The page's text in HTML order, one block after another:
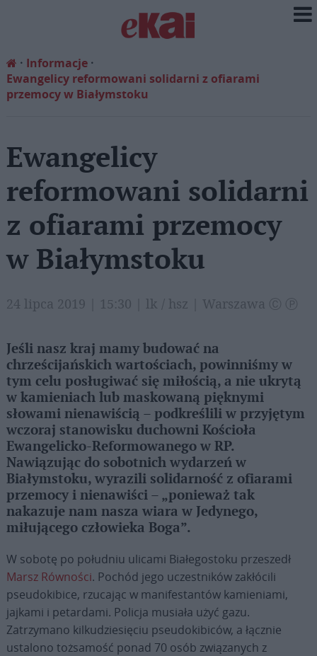
Informacje
Ewangelicy reformowani solidarni z ofiarami
przemocy w Białymstoku
Ewangelicy
reformowani solidarni
z ofiarami przemocy
w Białymstoku
24 lipca 2019 | 15:30 | lk / hsz | Warszawa Ⓒ Ⓟ
Jeśli nasz kraj mamy budować na
chrześcijańskich wartościach, powinniśmy w
tym celu posługiwać się miłością, a nie ukrytą
w kamieniach lub maskowaną pięknymi
słowami nienawiścią – podkreślili w przyjętym
wczoraj stanowisku duchowni Kościoła
Ewangelicko-Reformowanego w RP.
Nawiązując do sobotnich wydarzeń w
Białymstoku, wyrazili solidarność z ofiarami
przemocy i nienawiści – „ponieważ tak
nakazuje nam nasza wiara w Jedynego,
miłującego człowieka Boga”.
W sobotę po południu ulicami Białegostoku przeszedł
Marsz Równości. Pochód jego uczestników zakłócili
pseudokibice, rzucając w manifestantów kamieniami,
jajkami i petardami. Policja musiała użyć gazu.
Zatrzymano kilkudziesięciu pseudokibiców, a łącznie
ustalono tożsamość ponad 70 osób związanych z